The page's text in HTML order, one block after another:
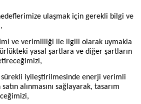
ulaşmak için gerekli bilgi ve
ve verimliliği ile ilgili olarak uymakla
yasal şartlara ve diğer şartların
sürekli iyileştirilmesinde enerji verimli
alınmasını sağlayarak, tasarım